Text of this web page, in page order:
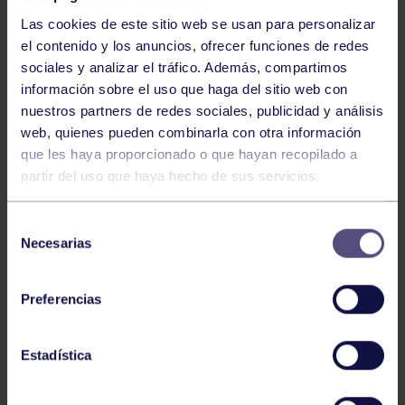
Las cookies de este sitio web se usan para personalizar
el contenido y los anuncios, ofrecer funciones de redes
sociales y analizar el tráfico. Además, compartimos
información sobre el uso que haga del sitio web con
nuestros partners de redes sociales, publicidad y análisis
web, quienes pueden combinarla con otra información
que les haya proporcionado o que hayan recopilado a
partir del uso que haya hecho de sus servicios.
Necesarias
Preferencias
Estadística
Baloncesto
ÚLTIMOS RESULTADOS DE LA SECCIÓN
Baloncesto